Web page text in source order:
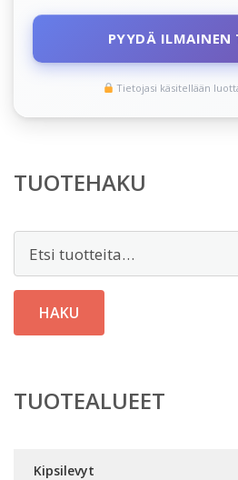
PYYDÄ ILMAINEN
Tietojasi käsitellään
TUOTEHAKU
HAKU
TUOTEALUEET
Kipsilevyt